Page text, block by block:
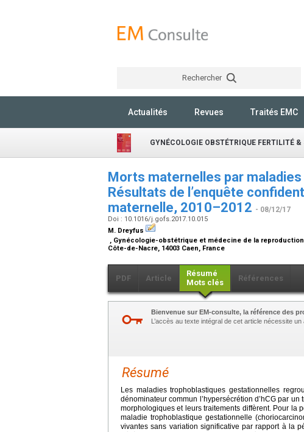
Rechercher
Actualités Revues Traités EMC
GYNÉCOLOGIE OBSTÉTRIQUE FERTILITÉ &
Morts maternelles par
Résultats de l’enquête
maternelle, 2010–2012 - 08/12/17
Doi : 10.1016/j.gofs.2017.10.015
M. Dreyfus
, Gynécologie-obstétrique et médecine de la
Côte-de-Nacre, 14003 Caen, France
PDF Article
Résumé
Mots clés
Références
Bienvenue sur EM-consulte, la référence des
L’accès au texte intégral de cet article nécessite un
Résumé
Les maladies trophoblastiques gestationnelles
dénominateur commun l’hypersécrétion d’hCG par
morphologiques et leurs traitements diffèrent. Pour la
maladie trophoblastique gestationnelle
vivantes sans variation significative par rapport à la